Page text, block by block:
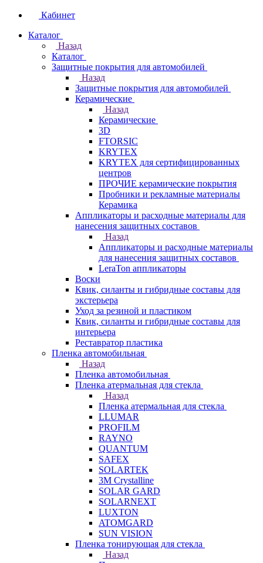
Кабинет
Каталог
Назад
Каталог
Защитные покрытия для автомобилей
Назад
Защитные покрытия для автомобилей
Керамические
Назад
Керамические
3D
FTORSIC
KRYTEX
KRYTEX для сертифицированных
центров
ПРОЧИЕ керамические покрытия
Пробники и рекламные материалы
Керамика
Аппликаторы и расходные материалы для
нанесения защитных составов
Назад
Аппликаторы и расходные материалы
для нанесения защитных составов
LeraTon аппликаторы
Воски
Квик, силанты и гибридные составы для
экстерьера
Уход за резиной и пластиком
Квик, силанты и гибридные составы для
интерьера
Реставратор пластика
Пленка автомобильная
Назад
Пленка автомобильная
Пленка атермальная для стекла
Назад
Пленка атермальная для стекла
LLUMAR
PROFILM
RAYNO
QUANTUM
SAFEX
SOLARTEK
3M Crystalline
SOLAR GARD
SOLARNEXT
LUXTON
ATOMGARD
SUN VISION
Пленка тонирующая для стекла
Назад